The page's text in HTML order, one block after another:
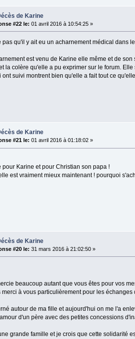
de Karine
#22 le: 01 avril 2016 à 10:54:25 »
pas qu'il y ait eu un acharnement médical dans
est venu de Karine elle même et de
la colère qu'elle a pu exprimer sur le forum.
ont suivi montrent bien qu'elle a fait tout ce
de Karine
#21 le: 01 avril 2016 à 01:18:02 »
pour Karine et pour Christian son papa !
est vraiment mieux maintenant ! pourquoi
de Karine
#20 le: 31 mars 2016 à 21:02:50 »
beaucoup autant que vous êtes pour vos
merci à vous particulièrement pour les échanges
autour de ma fille et aujourd'hui on me l'a
d'un père avec des petites concessions
grande famille et je crois que cette solidarité